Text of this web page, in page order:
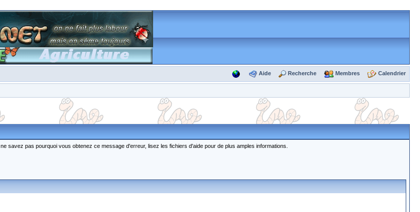
Aide Recherche Membres Calendrier
savez pas pourquoi vous obtenez ce message d'erreur, lisez les fichiers d'aide pour de plus amples informations.